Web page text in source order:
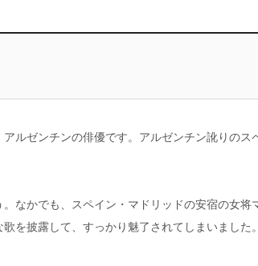
ルゼンチンの俳優です。アルゼンチン訛りのス
なかでも、スペイン・マドリッドの安宿の女将
を披露して、すっかり魅了されてしまいました。